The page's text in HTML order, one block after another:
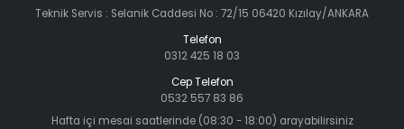
Teknik Servis : Selanik Caddesi No : 72/15 06420 Kızılay/ANKARA
Telefon
0312 425 18 03
Cep Telefon
0532 557 83 86
Hafta içi mesai saatlerinde (08:30 - 18:00) arayabilirsiniz